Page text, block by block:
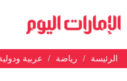
الرئيسة رياضة عربية